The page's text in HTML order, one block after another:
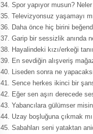
34. Spor yapıyor musun?
35. Televizyonsuz yaşamayı
36. Daha önce hiç birini
37. Garip bir sessizlik anında
38. Hayalindeki kızı/erkeği
39. En sevdiğin alışveriş
40. Liseden sonra ne
41. Sence herkes ikinci bir
42. Eğer sen aşırı derecede
43. Yabancılara gülümser
44. Uzay boşluğuna çıkmak
45. Sabahları seni yataktan